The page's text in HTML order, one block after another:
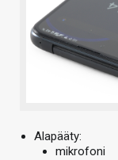
Alapääty:
mikrofoni